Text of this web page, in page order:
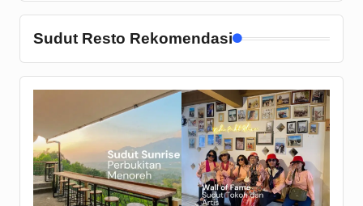
Sudut Resto Rekomendasi